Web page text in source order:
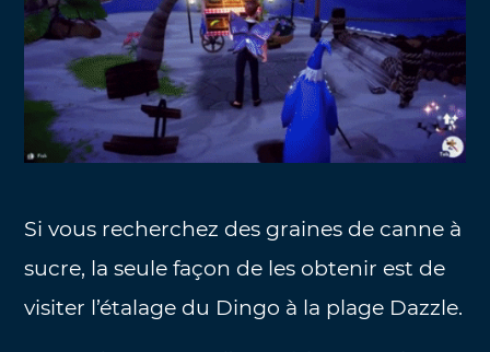
Si vous recherchez des graines de canne à
sucre, la seule façon de les obtenir est de
visiter l’étalage du Dingo à la plage Dazzle.